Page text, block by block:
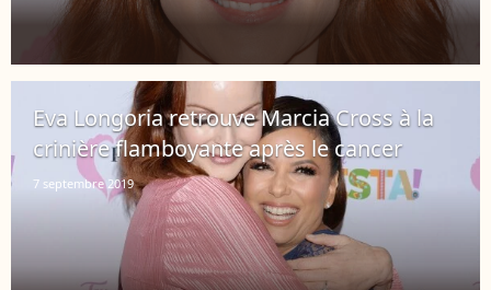
Eva Longoria retrouve Marcia Cross à la
crinière flamboyante après le cancer
7 septembre 2019